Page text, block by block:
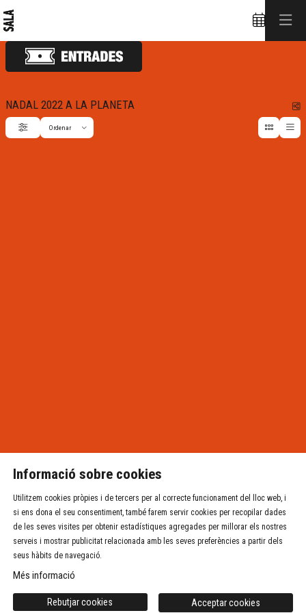
NADAL 2022 A LA PLANETA
Filtrar Ordenar
Sitemap | Avís Legal | Ús de Cookies | Contacte
Informació sobre cookies
Utilitzem cookies pròpies i de tercers per al correcte funcionament del lloc web, i
si ens dona el seu consentiment, també farem servir cookies per recopilar dades
de les seves visites per obtenir estadístiques agregades per millorar els nostres
serveis i mostrar publicitat relacionada amb les seves preferències a partir dels
seus hàbits de navegació.
Més informació
Acceptar cookies
Rebutjar cookies